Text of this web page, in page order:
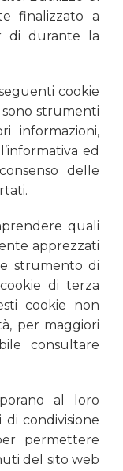
finalizzato a
di durante la
cookie
strumenti
informazioni,
ed
delle
quali
apprezzati
strumento di
di terza
cookie non
per maggiori
consultare
al loro
condivisione
permettere
del sito web